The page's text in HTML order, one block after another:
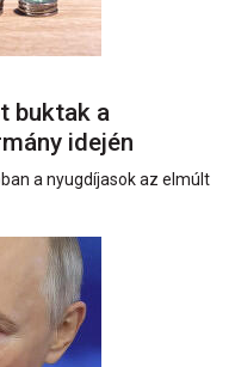
buktak a
idején
a nyugdíjasok az elmúlt